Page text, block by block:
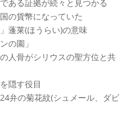
ある証拠が続々と見つかる
の貨幣になっていた
蓬莱(ほうらい)の意味
の園」
人骨がシリウスの聖方位と共
隠す役目
弁の菊花紋(シュメール、ダビ